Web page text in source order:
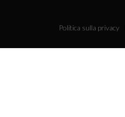
Politica sulla privacy